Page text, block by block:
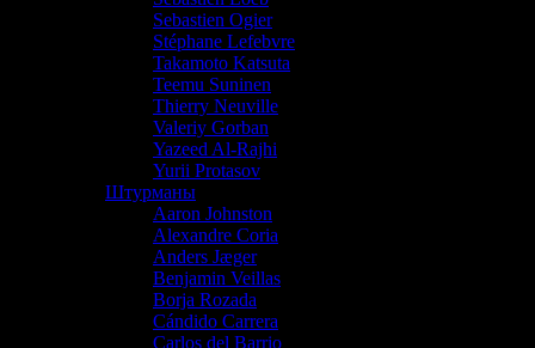
Sebastien Ogier
Stéphane Lefebvre
Takamoto Katsuta
Teemu Suninen
Thierry Neuville
Valeriy Gorban
Yazeed Al-Rajhi
Yurii Protasov
Штурманы
Aaron Johnston
Alexandre Coria
Anders Jæger
Benjamin Veillas
Borja Rozada
Cándido Carrera
Carlos del Barrio